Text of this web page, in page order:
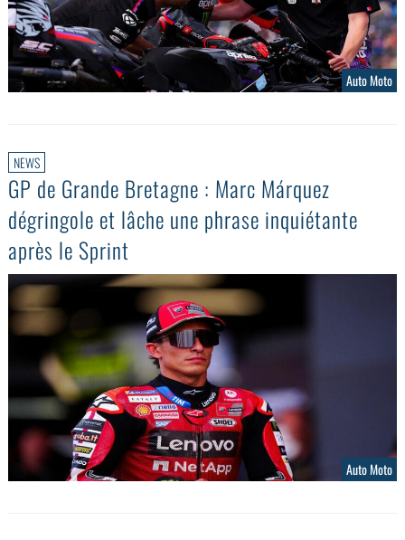
Auto Moto
NEWS
GP de Grande Bretagne : Marc Márquez
dégringole et lâche une phrase inquiétante
après le Sprint
Auto Moto